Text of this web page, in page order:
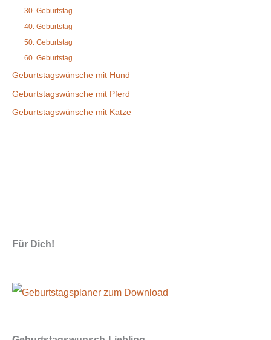
30. Geburtstag
40. Geburtstag
50. Geburtstag
60. Geburtstag
Geburtstagswünsche mit Hund
Geburtstagswünsche mit Pferd
Geburtstagswünsche mit Katze
Für Dich!